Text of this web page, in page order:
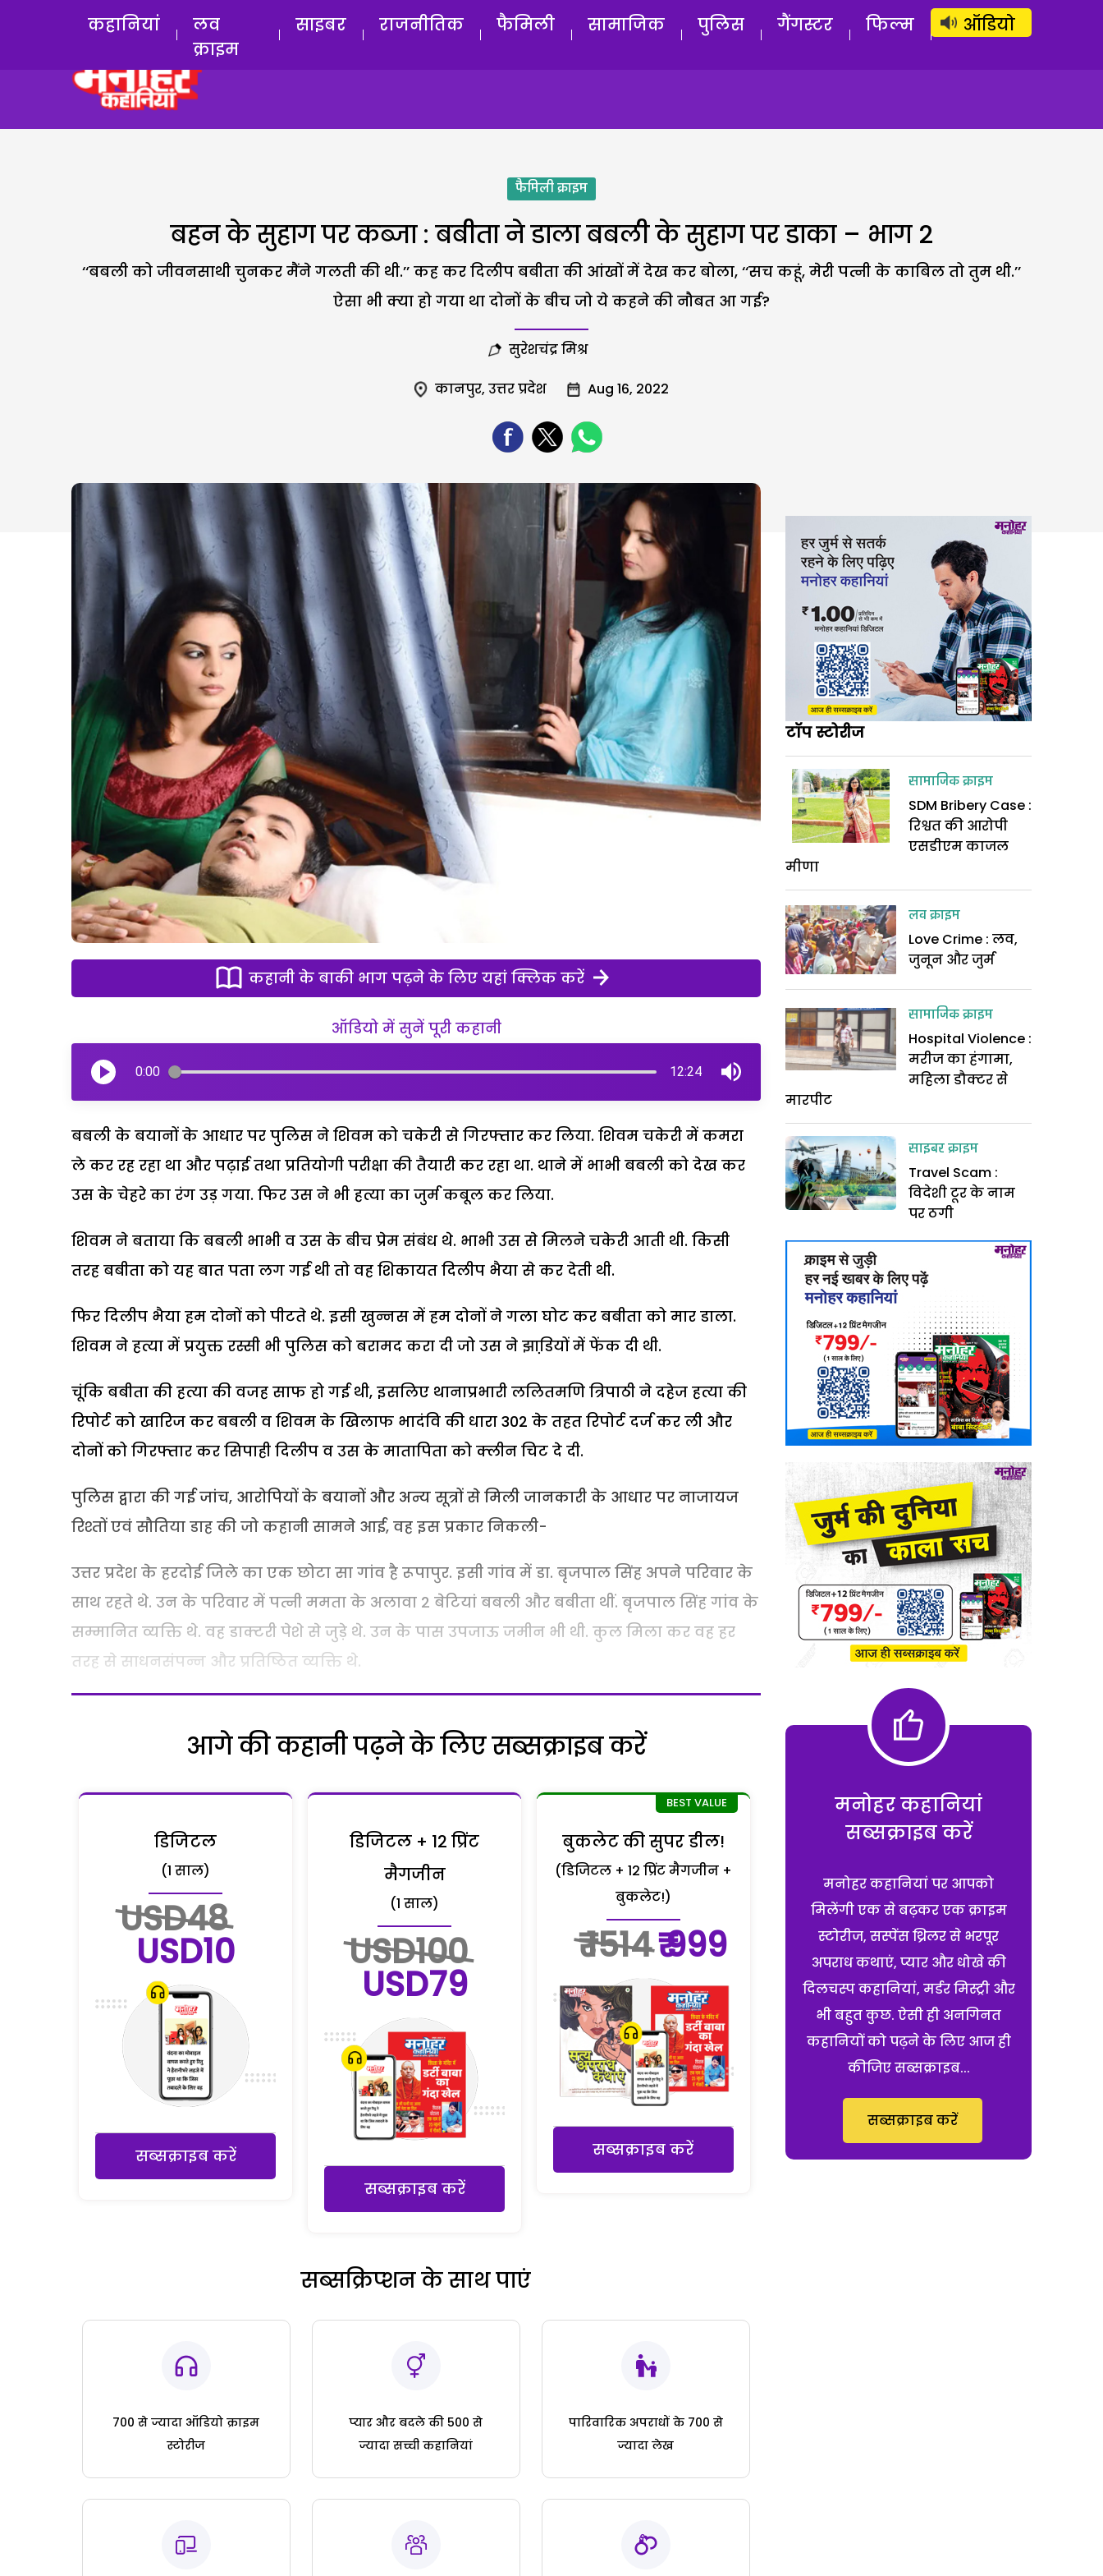
लॉग इन सब्सक्राइब करें
कहानियां
लव
क्राइम
साइबर राजनीतिक फैमिली सामाजिक पुलिस गैंगस्टर फिल्म ऑडियो
फैमिली क्राइम
बहन के सुहाग पर कब्जा : बबीता ने डाला बबली के सुहाग पर डाका – भाग 2
‘‘बबली को जीवनसाथी चुनकर मैंने गलती की थी.’’ कह कर दिलीप बबीता की आंखों में देख कर बोला, ‘‘सच कहूं, मेरी पत्नी के काबिल तो तुम थी.’’
ऐसा भी क्या हो गया था दोनों के बीच जो ये कहने की नौबत आ गई?
सुरेशचंद्र मिश्र
कानपुर, उत्तर प्रदेश Aug 16, 2022
कहानी के बाकी भाग पढ़ने के लिए यहां क्लिक करें
ऑडियो में सुनें पूरी कहानी
0:00 12:24
बबली के बयानों के आधार पर पुलिस ने शिवम को चकेरी से गिरफ्तार कर लिया. शिवम चकेरी में कमरा
ले कर रह रहा था और पढ़ाई तथा प्रतियोगी परीक्षा की तैयारी कर रहा था. थाने में भाभी बबली को देख कर
उस के चेहरे का रंग उड़ गया. फिर उस ने भी हत्या का जुर्म कबूल कर लिया.
शिवम ने बताया कि बबली भाभी व उस के बीच प्रेम संबंध थे. भाभी उस से मिलने चकेरी आती थी. किसी
तरह बबीता को यह बात पता लग गई थी तो वह शिकायत दिलीप भैया से कर देती थी.
फिर दिलीप भैया हम दोनों को पीटते थे. इसी खुन्नस में हम दोनों ने गला घोट कर बबीता को मार डाला.
शिवम ने हत्या में प्रयुक्त रस्सी भी पुलिस को बरामद करा दी जो उस ने झाडि़यों में फेंक दी थी.
चूंकि बबीता की हत्या की वजह साफ हो गई थी, इसलिए थानाप्रभारी ललितमणि त्रिपाठी ने दहेज हत्या की
रिपोर्ट को खारिज कर बबली व शिवम के खिलाफ भादंवि की धारा 302 के तहत रिपोर्ट दर्ज कर ली और
दोनों को गिरफ्तार कर सिपाही दिलीप व उस के मातापिता को क्लीन चिट दे दी.
पुलिस द्वारा की गई जांच, आरोपियों के बयानों और अन्य सूत्रों से मिली जानकारी के आधार पर नाजायज
रिश्तों एवं सौतिया डाह की जो कहानी सामने आई, वह इस प्रकार निकली-
उत्तर प्रदेश के हरदोई जिले का एक छोटा सा गांव है रूपापुर. इसी गांव में डा. बृजपाल सिंह अपने परिवार के
साथ रहते थे. उन के परिवार में पत्नी ममता के अलावा 2 बेटियां बबली और बबीता थीं. बृजपाल सिंह गांव के
सम्मानित व्यक्ति थे. वह डाक्टरी पेशे से जुड़े थे. उन के पास उपजाऊ जमीन भी थी. कुल मिला कर वह हर
तरह से साधनसंपन्न और प्रतिष्ठित व्यक्ति थे.
आगे की कहानी पढ़ने के लिए सब्सक्राइब करें
डिजिटल
(1 साल)
USD48
USD10
सब्सक्राइब करें
डिजिटल + 12 प्रिंट
मैगजीन
(1 साल)
USD100
USD79
सब्सक्राइब करें
बुकलेट की सुपर डील!
(डिजिटल + 12 प्रिंट मैगजीन +
बुकलेट!)
₹ 1514₹ 999
सब्सक्राइब करें
सब्सक्रिप्शन के साथ पाएं
700 से ज्यादा ऑडियो क्राइम
स्टोरीज
प्यार और बदले की 500 से
ज्यादा सच्ची कहानियां
पारिवारिक अपराधों के 700 से
ज्यादा लेख
टॉप स्टोरीज
सामाजिक क्राइम
SDM Bribery Case :
रिश्वत की आरोपी
एसडीएम काजल
मीणा
लव क्राइम
Love Crime : लव,
जुनून और जुर्म
सामाजिक क्राइम
Hospital Violence :
मरीज का हंगामा,
महिला डौक्टर से
मारपीट
साइबर क्राइम
Travel Scam :
विदेशी टूर के नाम
पर ठगी
मनोहर कहानियां
सब्सक्राइब करें
मनोहर कहानियां पर आपको
मिलेंगी एक से बढ़कर एक क्राइम
स्टोरीज, सस्पेंस थ्रिलर से भरपूर
अपराध कथाएं, प्यार और धोखे की
दिलचस्प कहानियां, मर्डर मिस्ट्री और
भी बहुत कुछ. ऐसी ही अनगिनत
कहानियों को पढ़ने के लिए आज ही
कीजिए सब्सक्राइब...
सब्सक्राइब करें